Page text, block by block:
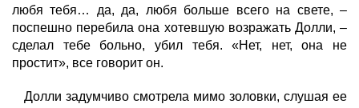
любя тебя… да, да, любя больше всего на свете, –
поспешно перебила она хотевшую возражать Долли, –
сделал тебе больно, убил тебя. «Нет, нет, она не
простит», все говорит он.
Долли задумчиво смотрела мимо золовки, слушая ее